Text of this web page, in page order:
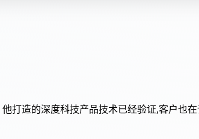
打造的深度科技产品技术已经验证,客户